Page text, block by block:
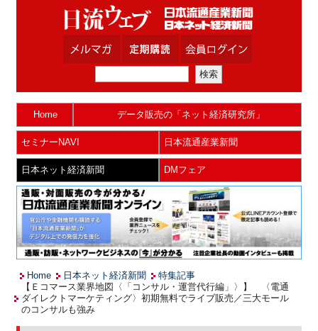
Home データ販売の「ネット経済研究所」
セミナーNAVI 日本流通産業新聞
日本ネット経済新聞 DMフェア
Home 日本ネット経済新聞
特集記事
【Ｅコマース業界地図〈「コンサル・運営代行編」〉】 〈電通
ダイレクトマーケティング〉初期無料でライブ販売／三大モール
のコンサルも強み